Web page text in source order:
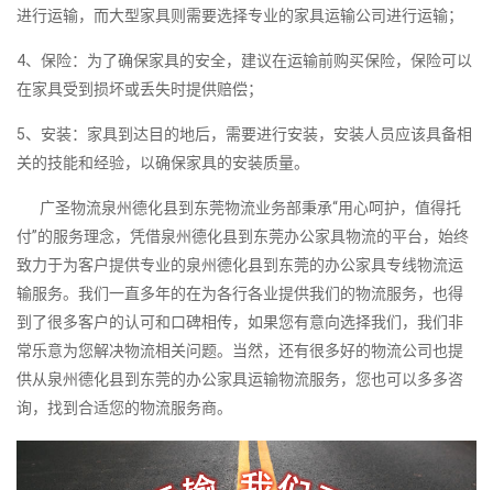
进行运输，而大型家具则需要选择专业的家具运输公司进行运输；
4、保险：为了确保家具的安全，建议在运输前购买保险，保险可以
在家具受到损坏或丢失时提供赔偿；
5、安装：家具到达目的地后，需要进行安装，安装人员应该具备相
关的技能和经验，以确保家具的安装质量。
广圣物流泉州德化县到东莞物流业务部秉承“用心呵护，值得托
付”的服务理念，凭借泉州德化县到东莞办公家具物流的平台，始终
致力于为客户提供专业的泉州德化县到东莞的办公家具专线物流运
输服务。我们一直多年的在为各行各业提供我们的物流服务，也得
到了很多客户的认可和口碑相传，如果您有意向选择我们，我们非
常乐意为您解决物流相关问题。当然，还有很多好的物流公司也提
供从泉州德化县到东莞的办公家具运输物流服务，您也可以多多咨
询，找到合适您的物流服务商。